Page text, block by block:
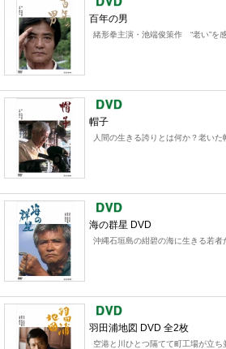
百年の男
緒形拳主演・池端俊策作 “老い”を
帽子
人間の生きる誇りとは何か？老いた
海の群星 DVD
沖縄石垣島の紺碧の海に生きる若者
羽田浦地図 DVD 全2枚
空港と川ひとつ隔てて町工場が立ち